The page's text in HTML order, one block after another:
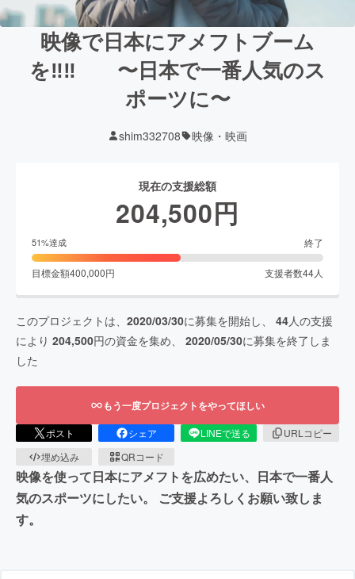
映像で日本にアメフトブーム
を‼︎‼︎ 〜日本で一番人気のス
ポーツに〜
shim332708 映像・映画
現在の支援総額
204,500円
51%達成 終了
目標金額400,000円 支援者数44人
このプロジェクトは、 2020/03/30に募集を開始し、 44人の支援
により 204,500円の資金を集め、 2020/05/30に募集を終了しま
した
もう一度プロジェクトをやってほしい
ポスト シェア LINEで送る
URLコピー
埋め込み
QRコード
映像を使って日本にアメフトを広めたい、日本で一番人
気のスポーツにしたい。 ご支援よろしくお願い致しま
す。